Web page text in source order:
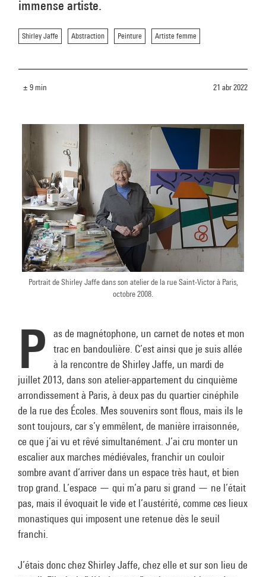
immense artiste.
Shirley Jaffe Abstraction Peinture Artiste femme
± 9 min 21 abr 2022
Portrait de Shirley Jaffe dans son atelier de la rue Saint-Victor à Paris,
octobre 2008.
P
as de magnétophone, un carnet de notes et mon
trac en bandoulière. C’est ainsi que je suis allée
à la rencontre de Shirley Jaffe, un mardi de
juillet 2013, dans son atelier-appartement du cinquième
arrondissement à Paris, à deux pas du quartier cinéphile
de la rue des Écoles. Mes souvenirs sont flous, mais ils le
sont toujours, car s’y emmêlent, de manière irraisonnée,
ce que j’ai vu et rêvé simultanément. J’ai cru monter un
escalier aux marches médiévales, franchir un couloir
sombre avant d’arriver dans un espace très haut, et bien
trop grand. L’espace — qui m’a paru si grand — ne l’était
pas, mais il évoquait le vide et l’austérité, comme ces lieux
monastiques qui imposent une retenue dès le seuil
franchi.
J’étais donc chez Shirley Jaffe, chez elle et sur son lieu de